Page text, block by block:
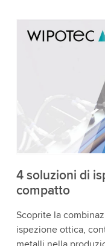
Abbiamo
caricare il
Utilizziamo un
incorporare
raccogliere dati
i dettagli e
video.
4 soluzioni di
compatto
Scoprite la
ispezione ottica,